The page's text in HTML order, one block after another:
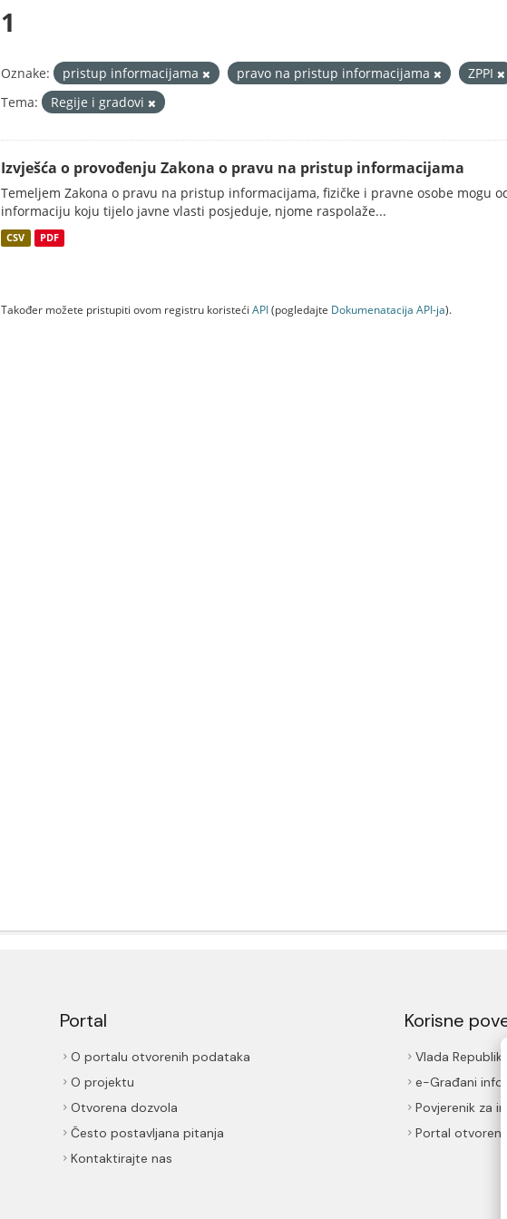
1
Oznake: pristup informacijama pravo na pristup informacijama ZPPI
Tema:
Regije i gradovi
Izvješća o provođenju Zakona o pravu na pristup informacijama
Temeljem Zakona o pravu na pristup informacijama, fizičke i pravne osobe mogu
informaciju koju tijelo javne vlasti posjeduje, njome raspolaže...
CSV PDF
Također možete pristupiti ovom registru koristeći API(pogledajte Dokumenаtаcijа API-jа).